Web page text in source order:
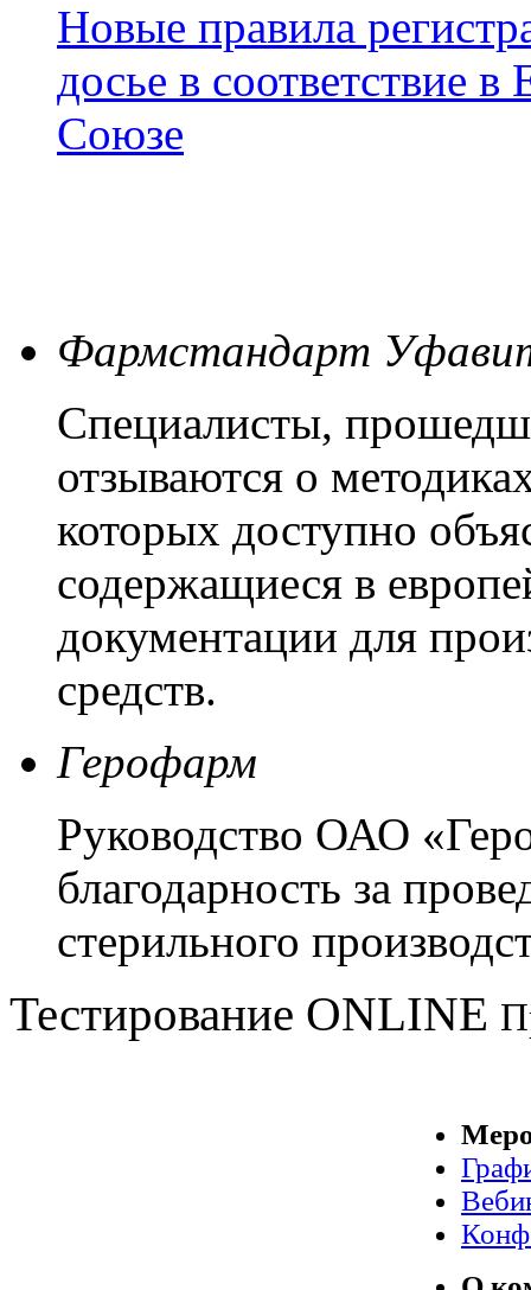
Новые правила
досье в соответствие
Союзе
Фармстандарт
Специалисты,
отзываются о
которых доступно
содержащиеся в
документации для
средств.
Герофарм
Руководство ОАО
благодарность за
стерильного
Тестирование ONLINE